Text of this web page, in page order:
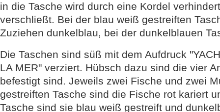
in die Tasche wird durch eine Kordel
verschließt. Bei der blau weiß gestreiften
Zuziehen dunkelblau, bei der dunkelblauen
Die Taschen sind süß mit dem Aufdruck
LA MER" verziert. Hübsch dazu sind die vier
befestigt sind. Jeweils zwei Fische und zwei
gestreiften Tasche sind die Fische rot kariert
Tasche sind sie blau weiß gestreift und